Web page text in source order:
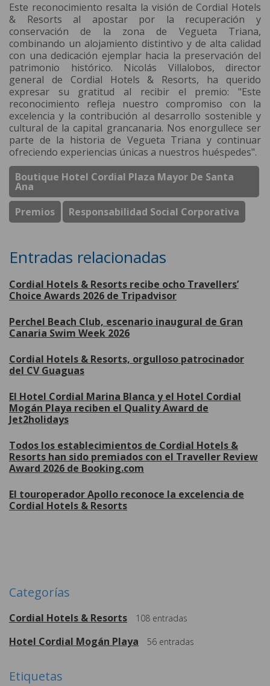
Este reconocimiento resalta la visión de Cordial Hotels
& Resorts al apostar por la recuperación y
conservación de la zona de Vegueta Triana,
combinando un alojamiento distintivo y de alta calidad
con una dedicación ejemplar hacia la preservación del
patrimonio histórico. Nicolás Villalobos, director
general de Cordial Hotels & Resorts, ha querido
expresar su gratitud al recibir el premio: "Este
reconocimiento refleja nuestro compromiso con la
excelencia y la contribución al desarrollo sostenible y
cultural de la capital grancanaria. Nos enorgullece ser
parte de la historia de Vegueta Triana y continuar
ofreciendo experiencias únicas a nuestros huéspedes".
Boutique Hotel Cordial Plaza Mayor De Santa
Ana
Premios
Responsabilidad Social Corporativa
Entradas relacionadas
Cordial Hotels & Resorts recibe ocho Travellers’
Choice Awards 2026 de Tripadvisor
Perchel Beach Club, escenario inaugural de Gran
Canaria Swim Week 2026
Cordial Hotels & Resorts, orgulloso patrocinador
del CV Guaguas
El Hotel Cordial Marina Blanca y el Hotel Cordial
Mogán Playa reciben el Quality Award de
Jet2holidays
Todos los establecimientos de Cordial Hotels &
Resorts han sido premiados con el Traveller Review
Award 2026 de Booking.com
El touroperador Apollo reconoce la excelencia de
Cordial Hotels & Resorts
Categorías
Cordial Hotels & Resorts 108 entradas
Hotel Cordial Mogán Playa 56 entradas
Etiquetas